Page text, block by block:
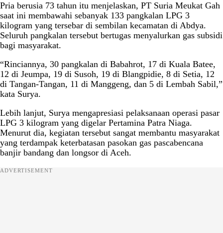
Pria berusia 73 tahun itu menjelaskan, PT Suria Meukat Gah
saat ini membawahi sebanyak 133 pangkalan LPG 3
kilogram yang tersebar di sembilan kecamatan di Abdya.
Seluruh pangkalan tersebut bertugas menyalurkan gas subsidi
bagi masyarakat.
“Rinciannya, 30 pangkalan di Babahrot, 17 di Kuala Batee,
12 di Jeumpa, 19 di Susoh, 19 di Blangpidie, 8 di Setia, 12
di Tangan-Tangan, 11 di Manggeng, dan 5 di Lembah Sabil,”
kata Surya.
Lebih lanjut, Surya mengapresiasi pelaksanaan operasi pasar
LPG 3 kilogram yang digelar Pertamina Patra Niaga.
Menurut dia, kegiatan tersebut sangat membantu masyarakat
yang terdampak keterbatasan pasokan gas pascabencana
banjir bandang dan longsor di Aceh.
ADVERTISEMENT